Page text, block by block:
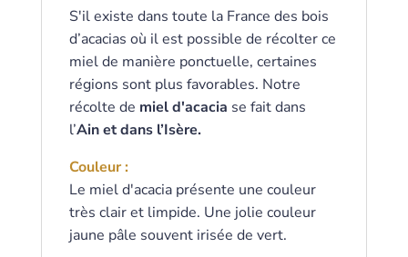
S'il existe dans toute la France des bois
d’acacias où il est possible de récolter ce
miel de manière ponctuelle, certaines
régions sont plus favorables. Notre
récolte de miel d'acacia se fait dans
l’Ain et dans l’Isère.
Couleur :
Le miel d'acacia présente une couleur
très clair et limpide. Une jolie couleur
jaune pâle souvent irisée de vert.